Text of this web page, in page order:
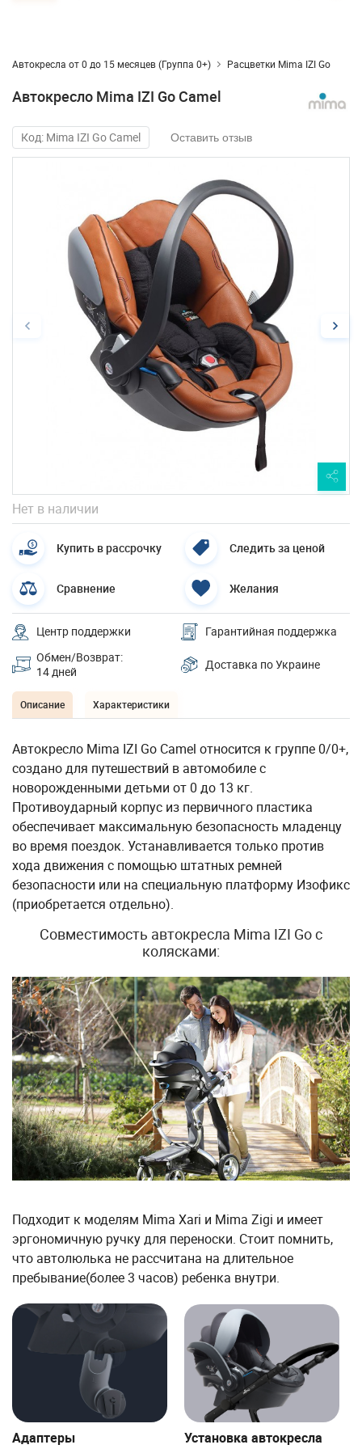
Автокресла от 0 до 15 месяцев (Группа 0+) Расцветки Mima IZI Go
Автокресло Mima IZI Go Camel
Код: Mima IZI Go Camel Оставить отзыв
Нет в наличии
Купить в рассрочку Следить за ценой
Сравнение Желания
Центр поддержки
Гарантийная поддержка
Обмен/Возврат:
14 дней
Доставка по Украине
Описание Характеристики
Автокресло Mima IZI Go Camel относится к группе 0/0+,
создано для путешествий в автомобиле с
новорожденными детьми от 0 до 13 кг.
Противоударный корпус из первичного пластика
обеспечивает максимальную безопасность младенцу
во время поездок. Устанавливается только против
хода движения с помощью штатных ремней
безопасности или на специальную платформу Изофикс
(приобретается отдельно).
Совместимость автокресла Mima IZI Go с
колясками:
Подходит к моделям Mima Xari и Mima Zigi и имеет
эргономичную ручку для переноски. Стоит помнить,
что автолюлька не рассчитана на длительное
пребывание(более 3 часов) ребенка внутри.
Адаптеры Установка автокресла